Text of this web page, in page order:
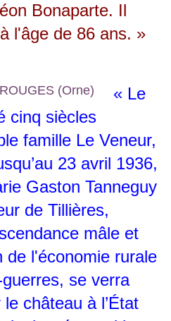
Bonaparte. Il
l'âge de 86 ans. »
« Le
cinq siècles
famille Le Veneur,
23 avril 1936,
Gaston Tanneguy
de Tillières,
mâle et
de l'économie rurale
se verra
château à l’État